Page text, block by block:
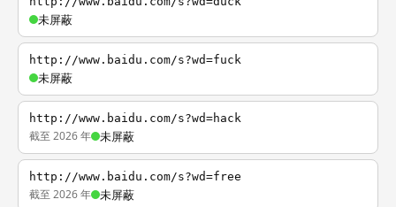
未屏蔽
http://www.baidu.com/s?wd=fuck
未屏蔽
http://www.baidu.com/s?wd=hack
截至 2026 年 未屏蔽
http://www.baidu.com/s?wd=free
截至 2026 年 未屏蔽